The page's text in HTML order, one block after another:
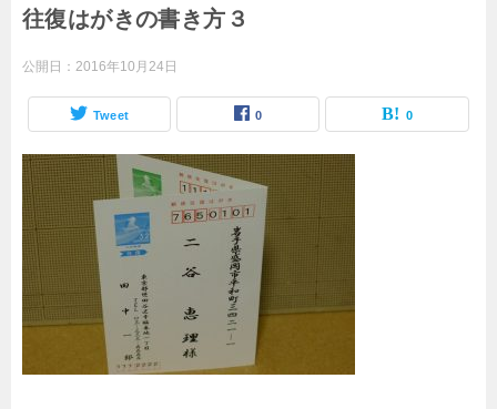
往復はがきの書き方３
公開日： 2016年10月24日
Tweet 0 0